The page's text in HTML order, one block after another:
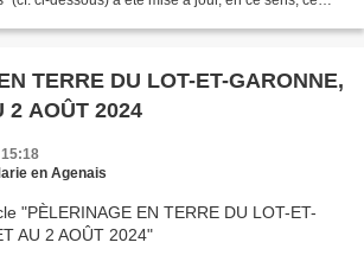
TERRE DU LOT-ET-GARONNE,
2 AOÛT 2024
en Agenais